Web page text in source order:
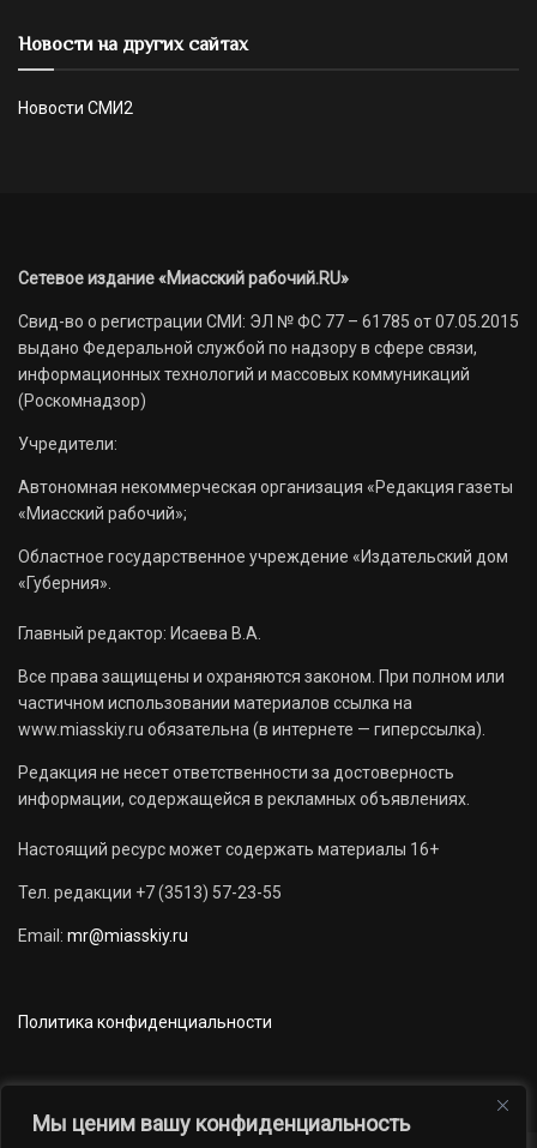
Мы ценим вашу конфиденциальность
Новости на других сайтах
Новости СМИ2
Сетевое издание «Миасский рабочий.RU»
Свид-во о регистрации СМИ: ЭЛ № ФС 77 – 61785 от 07.05.2015
выдано Федеральной службой по надзору в сфере связи,
информационных технологий и массовых коммуникаций
(Роскомнадзор)
Учредители:
Автономная некоммерческая организация «Редакция газеты
«Миасский рабочий»;
Областное государственное учреждение «Издательский дом
«Губерния».
Главный редактор: Исаева В.А.
Все права защищены и охраняются законом. При полном или
частичном использовании материалов ссылка на
www.miasskiy.ru обязательна (в интернете — гиперссылка).
Редакция не несет ответственности за достоверность
информации, содержащейся в рекламных объявлениях.
Настоящий ресурс может содержать материалы 16+
Тел. редакции +7 (3513) 57-23-55
Email: mr@miasskiy.ru
Политика конфиденциальности